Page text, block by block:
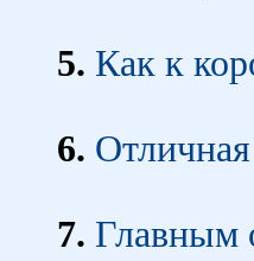
5. Как к
6.
7. Главным